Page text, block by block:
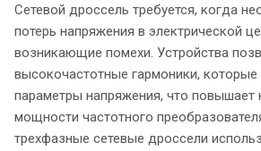
Сетевой дроссель требуется, когда
потерь напряжения в электрической
возникающие помехи. Устройства
высокочастотные гармоники,
параметры напряжения, что
мощности частотного
трехфазные сетевые дроссели